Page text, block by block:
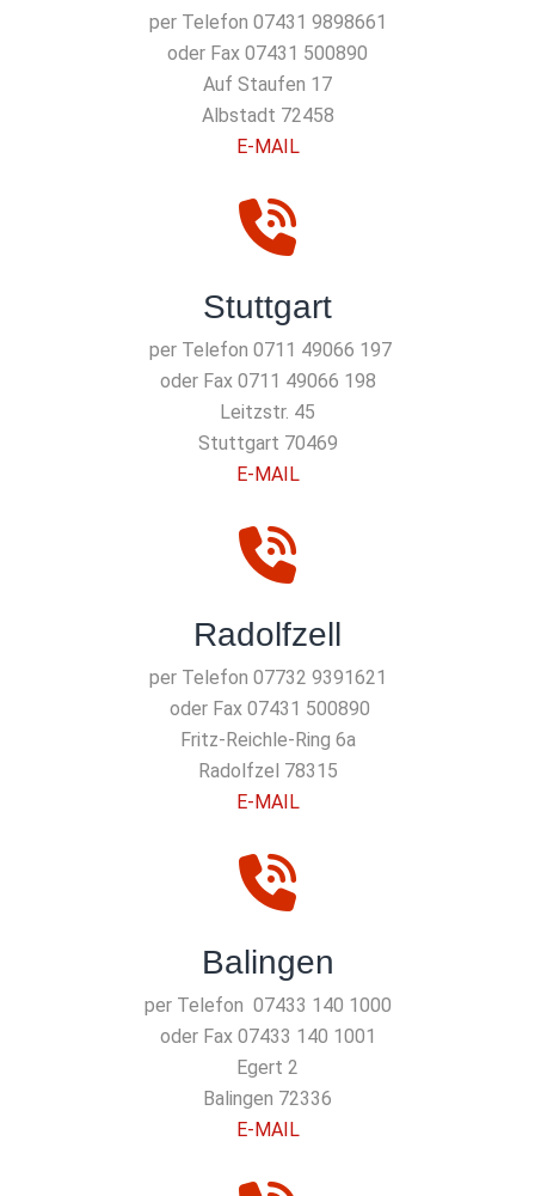
per Telefon 07431 9898661
oder Fax 07431 500890
Auf Staufen 17
72458 Albstadt
E-MAIL
Stuttgart
per Telefon 0711 49066 197
oder Fax 0711 49066 198
Leitzstr. 45
70469 Stuttgart
E-MAIL
Radolfzell
per Telefon 07732 9391621
oder Fax 07431 500890
Fritz-Reichle-Ring 6a
78315 Radolfzel
E-MAIL
Balingen
per Telefon 07433 140 1000
oder Fax 07433 140 1001
Egert 2
72336 Balingen
E-MAIL